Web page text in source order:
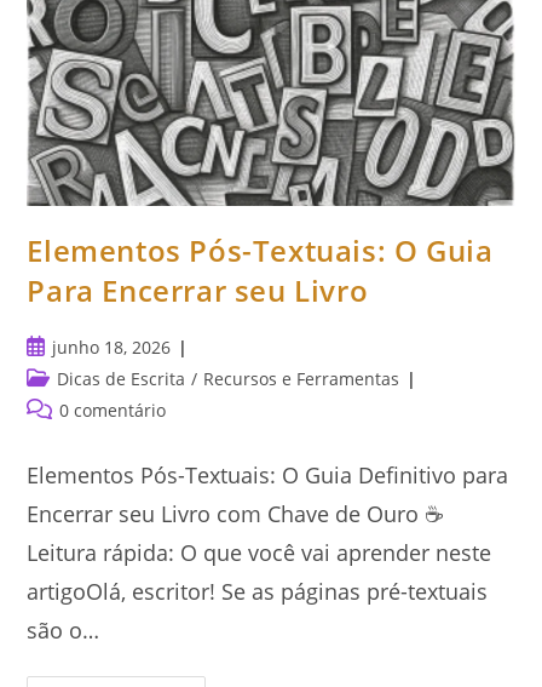
Elementos Pós-Textuais: O Guia
Para Encerrar seu Livro
Post
publicado:
junho 18, 2026
Categoria
do
Dicas de Escrita / Recursos e Ferramentas
Comentários
0 comentário
Elementos Pós-Textuais: O Guia Definitivo para
Encerrar seu Livro com Chave de Ouro ☕
Leitura rápida: O que você vai aprender neste
artigoOlá, escritor! Se as páginas pré-textuais
são o…